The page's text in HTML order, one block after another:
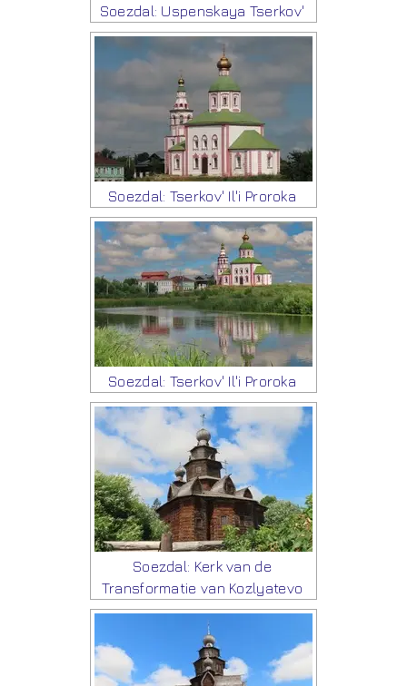
Soezdal: Uspenskaya Tserkov'
Soezdal: Tserkov' Il'i Proroka
Soezdal: Tserkov' Il'i Proroka
Soezdal: Kerk van de
Transformatie van Kozlyatevo